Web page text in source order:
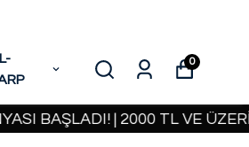
0
| 2000 TL VE ÜZERİ